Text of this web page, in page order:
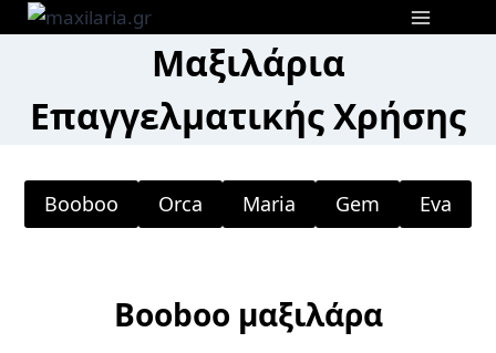
Skip
Μαξιλάρια
Επαγγελματικής Χρήσης
Booboo Orca Maria Gem Eva
Booboo μαξιλάρα